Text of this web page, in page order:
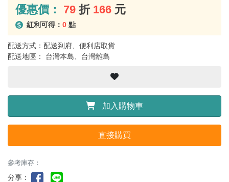
優惠價： 79 折 166 元
紅利可得： 0 點
配送方式：配送到府、便利店取貨
配送地區： 台灣本島、台灣離島
加入購物車
直接購買
參考庫存：
分享：